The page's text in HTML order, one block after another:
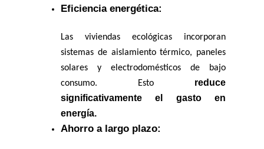
Eficiencia energética:
Las viviendas ecológicas incorporan
sistemas de aislamiento térmico, paneles
solares y electrodomésticos de bajo
consumo. Esto reduce
significativamente el gasto en
energía.
Ahorro a largo plazo: